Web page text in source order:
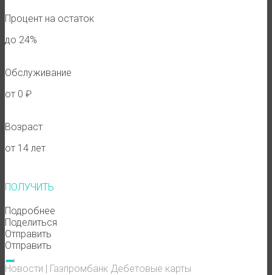
Процент на остаток
до 24%
Обслуживание
от 0 ₽
Возраст
от 14 лет
ПОЛУЧИТЬ
Подробнее
Поделиться
Отправить
Отправить
Новости | Газпромбанк Дебетовые карты